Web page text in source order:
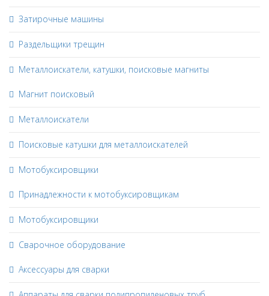
Затирочные машины
Раздельщики трещин
Металлоискатели, катушки, поисковые магниты
Магнит поисковый
Металлоискатели
Поисковые катушки для металлоискателей
Мотобуксировщики
Принадлежности к мотобуксировщикам
Мотобуксировщики
Сварочное оборудование
Аксессуары для сварки